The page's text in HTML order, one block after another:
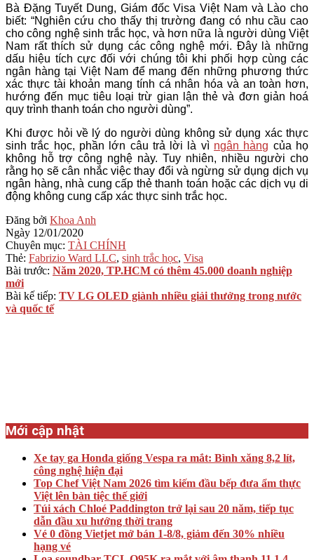
Bà Đặng Tuyết Dung, Giám đốc Visa Việt Nam và Lào cho
biết: “Nghiên cứu cho thấy thị trường đang có nhu cầu cao
cho công nghệ sinh trắc học, và hơn nữa là người dùng Việt
Nam rất thích sử dụng các công nghệ mới. Đây là những
dấu hiệu tích cực đối với chúng tôi khi phối hợp cùng các
ngân hàng tại Việt Nam để mang đến những phương thức
xác thực tài khoản mang tính cá nhân hóa và an toàn hơn,
hướng đến mục tiêu loại trừ gian lận thẻ và đơn giản hoá
quy trình thanh toán cho người dùng”.
Khi được hỏi về lý do người dùng không sử dụng xác thực
sinh trắc học, phần lớn câu trả lời là vì ngân hàng của họ
không hỗ trợ công nghệ này. Tuy nhiên, nhiều người cho
rằng họ sẽ cân nhắc việc thay đổi và ngừng sử dụng dịch vụ
ngân hàng, nhà cung cấp thẻ thanh toán hoặc các dịch vụ di
động không cung cấp xác thực sinh trắc học.
2020-
01-
12
Đăng bởi Khoa Anh
Ngày 12/01/2020
Chuyên mục: TÀI CHÍNH
Thẻ: Fabrizio Ward LLC, sinh trắc học, Visa
Bài trước: Năm 2020, TP.HCM có thêm 45.000 doanh nghiệp
mới
Bài kế tiếp: TV LG OLED giành nhiều giải thưởng trong nước
và quốc tế
Mới cập nhật
Xe tay ga Honda giống Vespa ra mắt: Bình xăng 8,2 lít,
công nghệ hiện đại
Top Chef Việt Nam 2026 tìm kiếm đầu bếp đưa ẩm thực
Việt lên bàn tiệc thế giới
Túi xách Chloé Paddington trở lại sau 20 năm, tiếp tục
dẫn đầu xu hướng thời trang
Vé 0 đồng Vietjet mở bán 1-8/8, giảm đến 30% nhiều
hạng vé